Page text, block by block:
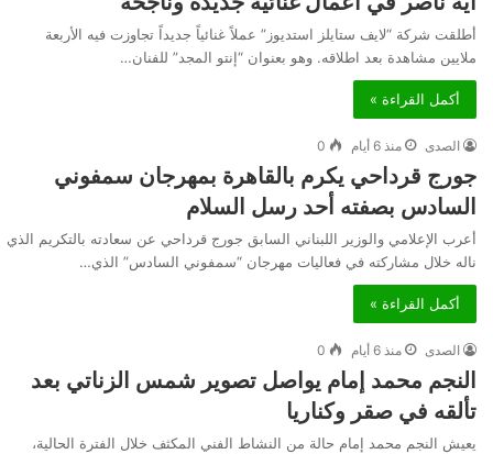
أطلقت شركة “لايف ستايلز استديوز” عملاً غنائياً جديداً تجاوزت فيه الأربعة
ملايين مشاهدة بعد اطلاقه. وهو بعنوان “إنتو المجد” للفنان…
أكمل القراءة »
الصدى منذ 6 أيام 0
جورج قرداحي يكرم بالقاهرة بمهرجان سمفوني
السادس بصفته أحد رسل السلام
أعرب الإعلامي والوزير اللبناني السابق جورج قرداحي عن سعادته بالتكريم الذي
ناله خلال مشاركته في فعاليات مهرجان “سمفوني السادس” الذي…
أكمل القراءة »
الصدى منذ 6 أيام 0
النجم محمد إمام يواصل تصوير شمس الزناتي بعد
تألقه في صقر وكناريا
يعيش النجم محمد إمام حالة من النشاط الفني المكثف خلال الفترة الحالية،